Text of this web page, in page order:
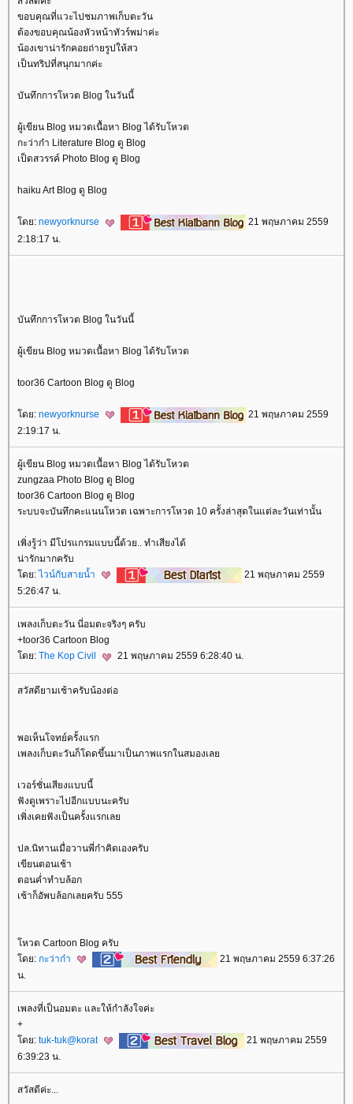
ขอบคุณที่แวะไปชมภาพเก็บตะวัน
ต้องขอบคุณน้องหัวหน้าทัวร์พม่าค่ะ
น้องเขาน่ารักคอยถ่ายรูปให้สว
เป็นทริปที่สนุกมากค่ะ
บันทึกการโหวต Blog ในวันนี้
ผู้เขียน Blog หมวดเนื้อหา Blog ได้รับโหวต
กะว่าก๋า Literature Blog ดู Blog
เป็ดสวรรค์ Photo Blog ดู Blog
haiku Art Blog ดู Blog
ดย: newyorknurse
21 พฤษภาคม 2559
2:18:17 น.
บันทึกการโหวต Blog ในวันนี้
ผู้เขียน Blog หมวดเนื้อหา Blog ได้รับโหวต
toor36 Cartoon Blog ดู Blog
ดย: newyorknurse
21 พฤษภาคม 2559
2:19:17 น.
ผู้เขียน Blog หมวดเนื้อหา Blog ได้รับโหวต
zungzaa Photo Blog ดู Blog
toor36 Cartoon Blog ดู Blog
ระบบจะบันทึกคะแนนโหวต เฉพาะการโหวต 10 ครั้งล่าสุดในแต่ละวันเท่านั้น
เพิ่งรู้ว่า มีโปรแกรมแบบนี้ด้วย.. ทำเสียงได้
น่ารักมากครับ
ดย: ไวน์กับสายน้ำ
21 พฤษภาคม 2559
5:26:47 น.
เพลงเก็บตะวัน นี่อมตะจริงๆ ครับ
+toor36 Cartoon Blog
ดย: The Kop Civil 21 พฤษภาคม 2559 6:28:40 น.
สวัสดียามเช้าครับน้องต่อ
พอเห็นโจทย์ครั้งแรก
เพลงเก็บตะวันก็โดดขึ้นมาเป็นภาพแรกในสมองเล
เวอร์ชั่นเสียงแบบนี้
ฟังดูเพราะไปอีกแบบนะครับ
เพิ่งเคยฟังเป็นครั้งแรกเล
ปล.นิทานเมื่อวานพี่ก๋าคิดเองครับ
เขียนตอนเช้า
ตอนค่ำทำบล้อก
เช้าก็อัพบล้อกเลยครับ 555
หวต Cartoon Blog ครับ
ดย: กะว่าก๋า
21 พฤษภาคม 2559 6:37:26
น.
เพลงที่เป็นอมตะ และให้กำลังใจค่ะ
+
ดย: tuk-tuk@korat
21 พฤษภาคม 2559
6:39:23 น.
สวัสดีค่ะ...